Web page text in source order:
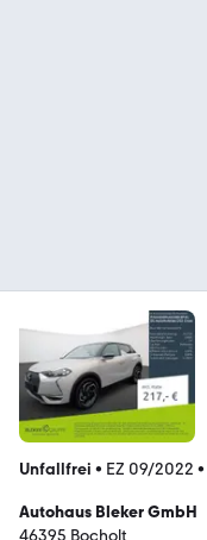
Unfallfrei • EZ 09/2022 •
Autohaus Bleker GmbH
46395 Bocholt